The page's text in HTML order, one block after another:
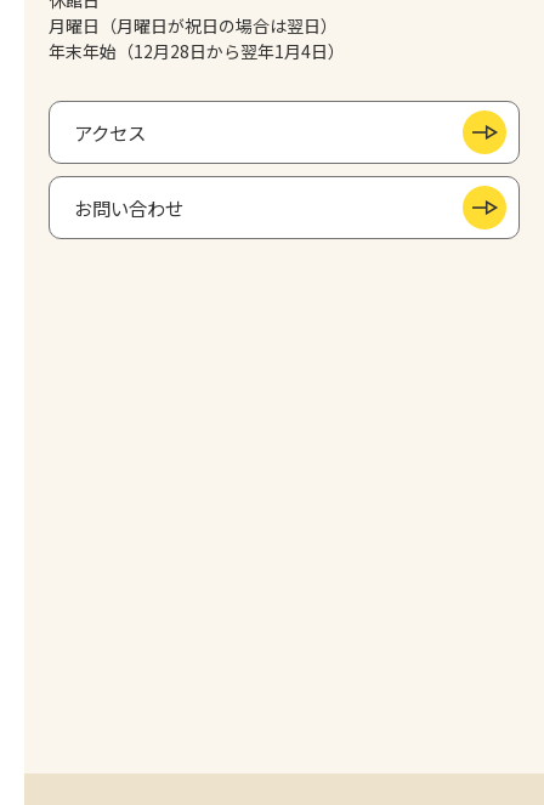
月曜日（月曜日が祝日の場合は翌日）
年末年始（12月28日から翌年1月4日）
アクセス
お問い合わせ